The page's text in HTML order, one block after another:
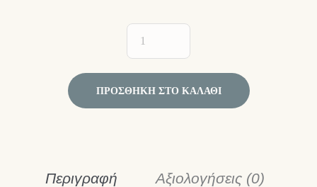
ΠΡΟΣΘΉΚΗ ΣΤΟ ΚΑΛΆΘΙ
Περιγραφή Αξιολογήσεις (0)